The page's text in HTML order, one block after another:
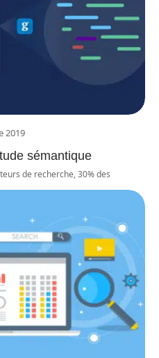
2019
sémantique
de recherche, 30% des